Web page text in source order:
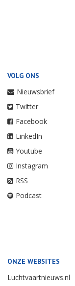
VOLG ONS
Nieuwsbrief
Twitter
Facebook
LinkedIn
Youtube
Instagram
RSS
Podcast
ONZE WEBSITES
Luchtvaartnieuws.nl